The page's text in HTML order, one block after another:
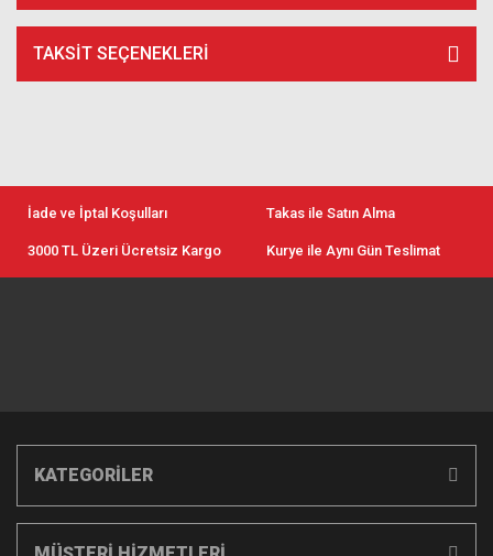
TAKSIT SEÇENEKLERI
İade ve İptal Koşulları Takas ile Satın Alma
3000 TL Üzeri Ücretsiz Kargo Kurye ile Aynı Gün Teslimat
KATEGORİLER